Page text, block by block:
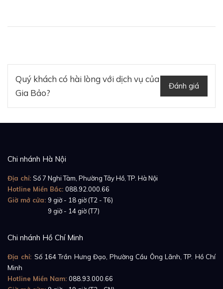
Quý khách có hài lòng với dịch vụ của
Gia Bảo?
Đánh giá
Chi nhánh Hà Nội
Địa chỉ: Số 7 Nghi Tàm, Phường Tây Hồ, TP. Hà Nội
Hotline Miền Bắc: 088.92.000.66
Giờ mở cửa: 9 giờ - 18 giờ (T2 - T6)
9 giờ - 14 giờ (T7)
Chi nhánh Hồ Chí Minh
Địa chỉ: Số 164 Trần Hưng Đạo, Phường Cầu Ông Lãnh, TP. Hồ Chí
Minh
Hotline Miền Nam: 088.93.000.66